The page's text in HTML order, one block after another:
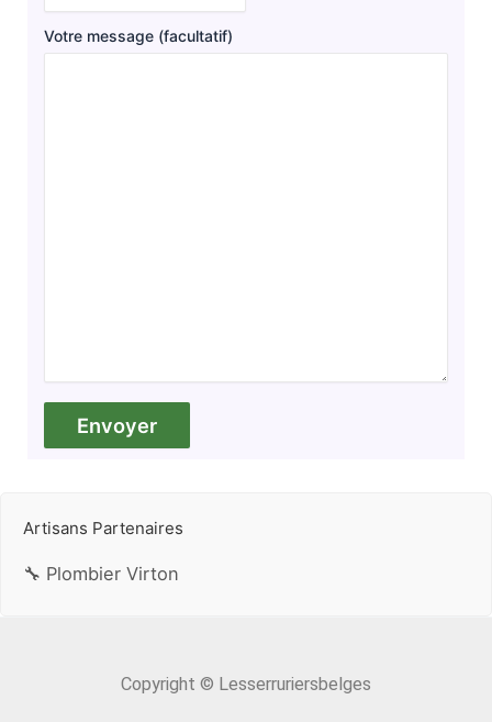
Votre message (facultatif)
Artisans Partenaires
🔧 Plombier Virton
Copyright © Lesserruriersbelges